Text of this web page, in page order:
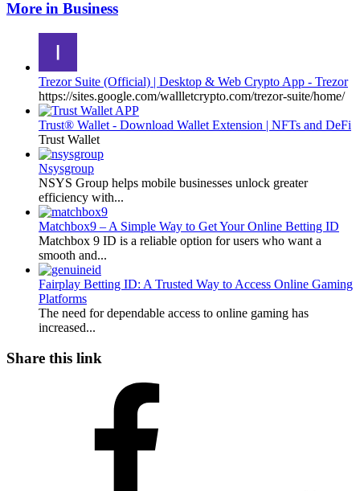
More in Business
Trezor Suite (Official) | Desktop & Web Crypto App - Trezor
https://sites.google.com/wallletcrypto.com/trezor-suite/home/
Trust® Wallet - Download Wallet Extension | NFTs and DeFi
Trust Wallet
Nsysgroup
NSYS Group helps mobile businesses unlock greater
efficiency with...
Matchbox9 – A Simple Way to Get Your Online Betting ID
Matchbox 9 ID is a reliable option for users who want a
smooth and...
Fairplay Betting ID: A Trusted Way to Access Online Gaming
Platforms
The need for dependable access to online gaming has
increased...
Share this link